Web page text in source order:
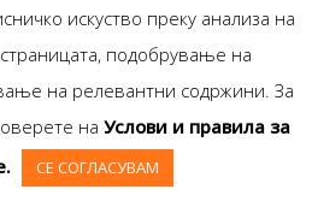
со
на развојната
мислев дека има
и посвирепи
може да се опише
страна нагоните,
искуство преку анализа на
подобрување на
на релевантни содржини. За
на Услови и правила за
СЕ СОГЛАСУВАМ